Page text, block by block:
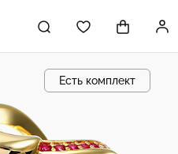
Есть комплект